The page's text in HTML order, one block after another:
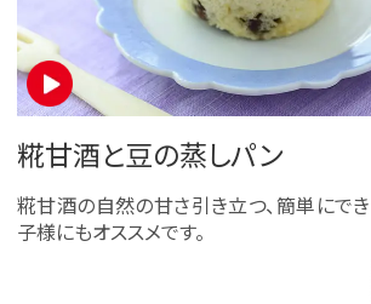
糀甘酒と豆の蒸しパン
糀甘酒の自然の甘さ引き立つ、簡単にで
子様にもオススメです。